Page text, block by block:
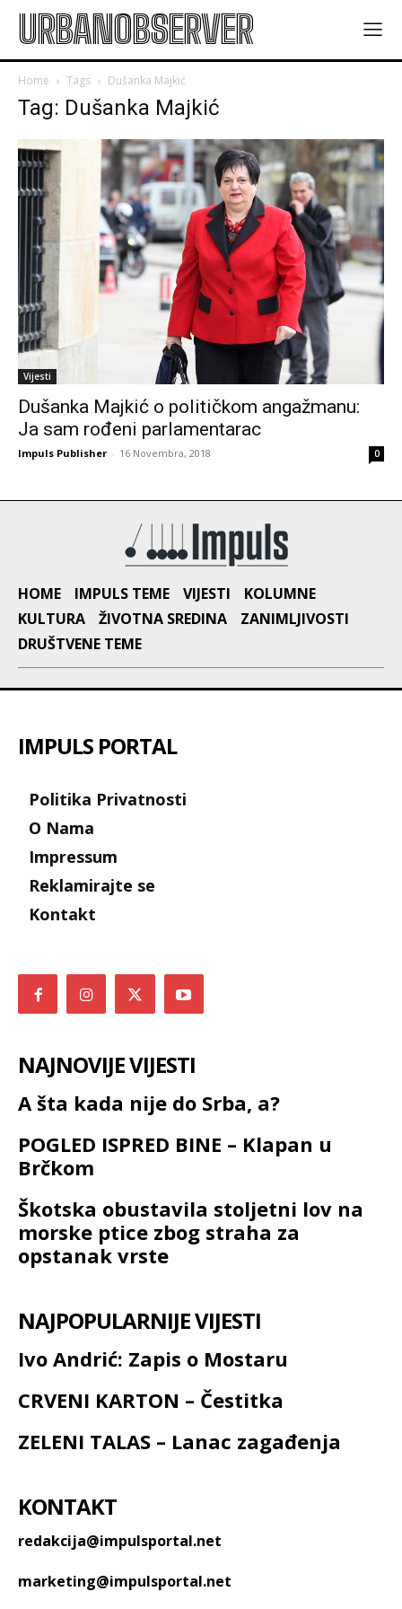
URBANOBSERVER
Home Tags Dušanka Majkić
Tag: Dušanka Majkić
Vijesti
Dušanka Majkić o političkom angažmanu:
Ja sam rođeni parlamentarac
Impuls Publisher - 16 Novembra, 2018 0
HOME IMPULS TEME VIJESTI
KOLUMNE
KULTURA
ŽIVOTNA SREDINA
ZANIMLJIVOSTI
DRUŠTVENE TEME
IMPULS PORTAL
Politika Privatnosti
O Nama
Impressum
Reklamirajte se
Kontakt
NAJNOVIJE VIJESTI
A šta kada nije do Srba, a?
POGLED ISPRED BINE – Klapan u
Brčkom
Škotska obustavila stoljetni lov na
morske ptice zbog straha za
opstanak vrste
NAJPOPULARNIJE VIJESTI
Ivo Andrić: Zapis o Mostaru
CRVENI KARTON – Čestitka
ZELENI TALAS – Lanac zagađenja
KONTAKT
redakcija@impulsportal.net
marketing@impulsportal.net